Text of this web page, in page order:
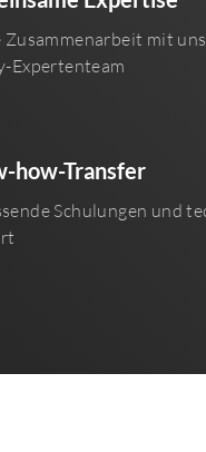
mit
Expertenteam
how-Transfer
Schulungen und